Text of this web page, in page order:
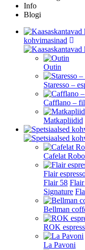
Info
Blogi
kohvimasinad
Outin
Staresso –
Cafflano –
Matkapliidid
Cafelat
Flair
Flair 58
Signature
Bellman
ROK
La Pavoni